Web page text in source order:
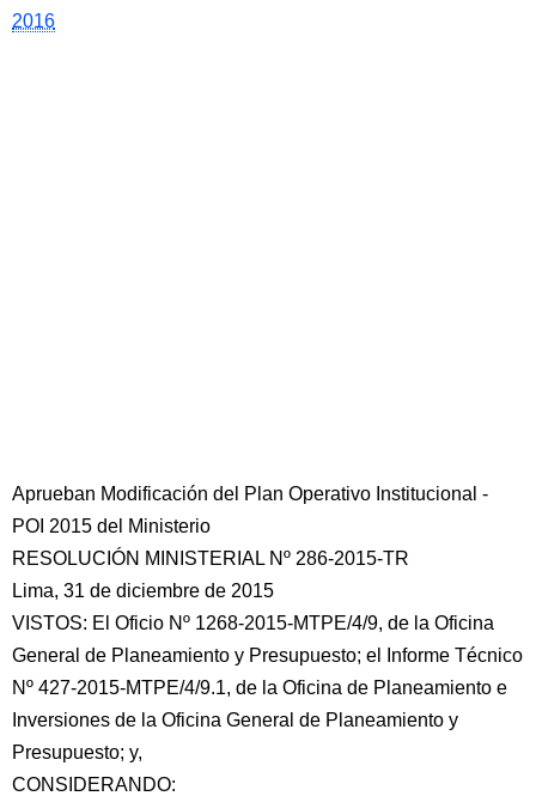
2016
Aprueban Modificación del Plan Operativo Institucional -
POI 2015 del Ministerio
RESOLUCIÓN MINISTERIAL Nº 286-2015-TR
Lima, 31 de diciembre de 2015
VISTOS: El Oficio Nº 1268-2015-MTPE/4/9, de la Oficina
General de Planeamiento y Presupuesto; el Informe Técnico
Nº 427-2015-MTPE/4/9.1, de la Oficina de Planeamiento e
Inversiones de la Oficina General de Planeamiento y
Presupuesto; y,
CONSIDERANDO: